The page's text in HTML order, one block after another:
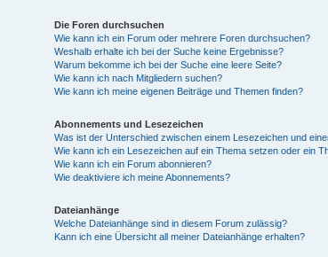
Die Foren durchsuchen
Wie kann ich ein Forum oder mehrere Foren durchsuchen?
Weshalb erhalte ich bei der Suche keine Ergebnisse?
Warum bekomme ich bei der Suche eine leere Seite?
Wie kann ich nach Mitgliedern suchen?
Wie kann ich meine eigenen Beiträge und Themen finden?
Abonnements und Lesezeichen
Was ist der Unterschied zwischen einem Lesezeichen und
Wie kann ich ein Lesezeichen auf ein Thema setzen oder ein
Wie kann ich ein Forum abonnieren?
Wie deaktiviere ich meine Abonnements?
Dateianhänge
Welche Dateianhänge sind in diesem Forum zulässig?
Kann ich eine Übersicht all meiner Dateianhänge erhalten?